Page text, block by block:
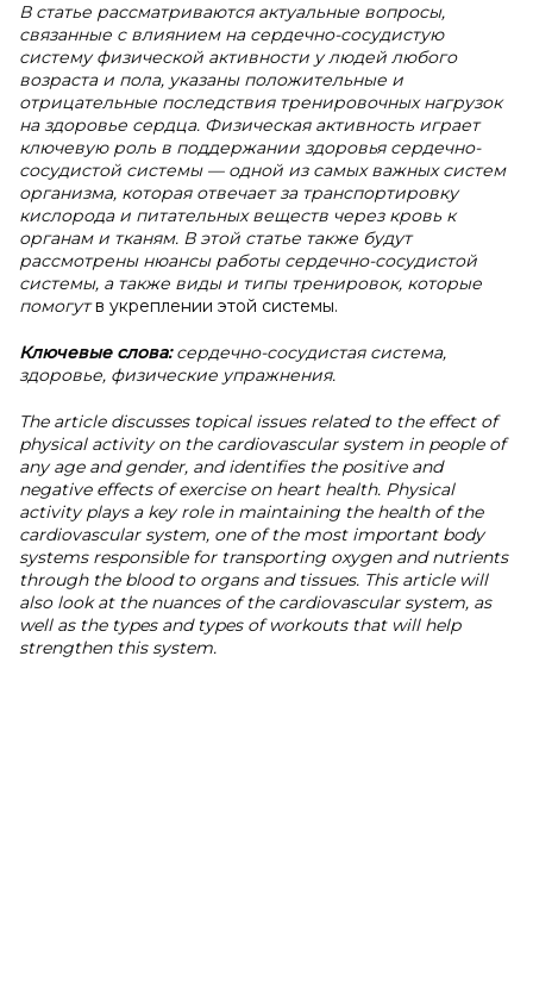
В статье рассматриваются актуальные вопросы,
связанные с влиянием на сердечно-сосудистую
систему физической активности у людей любого
возраста и пола, указаны положительные и
отрицательные последствия тренировочных нагрузок
на здоровье сердца. Физическая активность играет
ключевую роль в поддержании здоровья сердечно-
сосудистой системы — одной из самых важных систем
организма, которая отвечает за транспортировку
кислорода и питательных веществ через кровь к
органам и тканям. В этой статье также будут
рассмотрены нюансы работы сердечно-сосудистой
системы, а также виды и типы тренировок, которые
помогутв укреплении этой системы.
Ключевые слова:сердечно-сосудистая система,
здоровье, физические упражнения.
The article discusses topical issues related to the effect of
physical activity on the cardiovascular system in people of
any age and gender, and identifies the positive and
negative effects of exercise on heart health. Physical
activity plays a key role in maintaining the health of the
cardiovascular system, one of the most important body
systems responsible for transporting oxygen and nutrients
through the blood to organs and tissues. This article will
also look at the nuances of the cardiovascular system, as
well as the types and types of workouts that will help
strengthen this system.